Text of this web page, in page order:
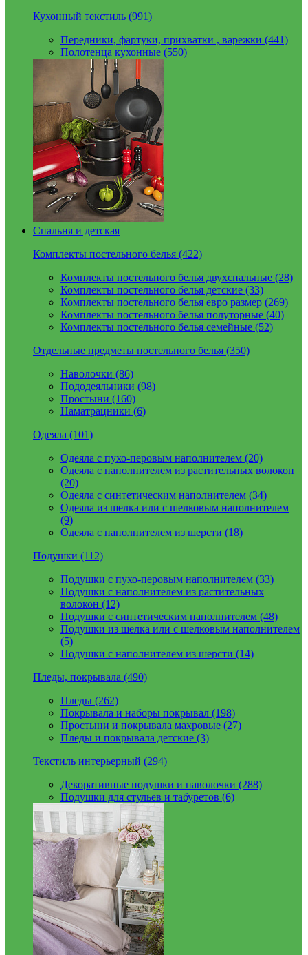
Кухонный текстиль (991)
Передники, фартуки, прихватки , варежки (441)
Полотенца кухонные (550)
Спальня и детская
Комплекты постельного белья (422)
Комплекты постельного белья двухспальные (28)
Комплекты постельного белья детские (33)
Комплекты постельного белья евро размер (269)
Комплекты постельного белья полуторные (40)
Комплекты постельного белья семейные (52)
Отдельные предметы постельного белья (350)
Наволочки (86)
Пододеяльники (98)
Простыни (160)
Наматрацники (6)
Одеяла (101)
Одеяла с пухо-перовым наполнителем (20)
Одеяла с наполнителем из растительных волокон
(20)
Одеяла с синтетическим наполнителем (34)
Одеяла из шелка или с шелковым наполнителем
(9)
Одеяла с наполнителем из шерсти (18)
Подушки (112)
Подушки с пухо-перовым наполнителем (33)
Подушки с наполнителем из растительных
волокон (12)
Подушки с синтетическим наполнителем (48)
Подушки из шелка или с шелковым наполнителем
(5)
Подушки с наполнителем из шерсти (14)
Пледы, покрывала (490)
Пледы (262)
Покрывала и наборы покрывал (198)
Простыни и покрывала махровые (27)
Пледы и покрывала детские (3)
Текстиль интерьерный (294)
Декоративные подушки и наволочки (288)
Подушки для стульев и табуретов (6)